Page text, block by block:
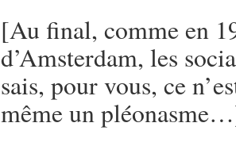
[Au final, comme en
d’Amsterdam, les
sais, pour vous, ce
même un